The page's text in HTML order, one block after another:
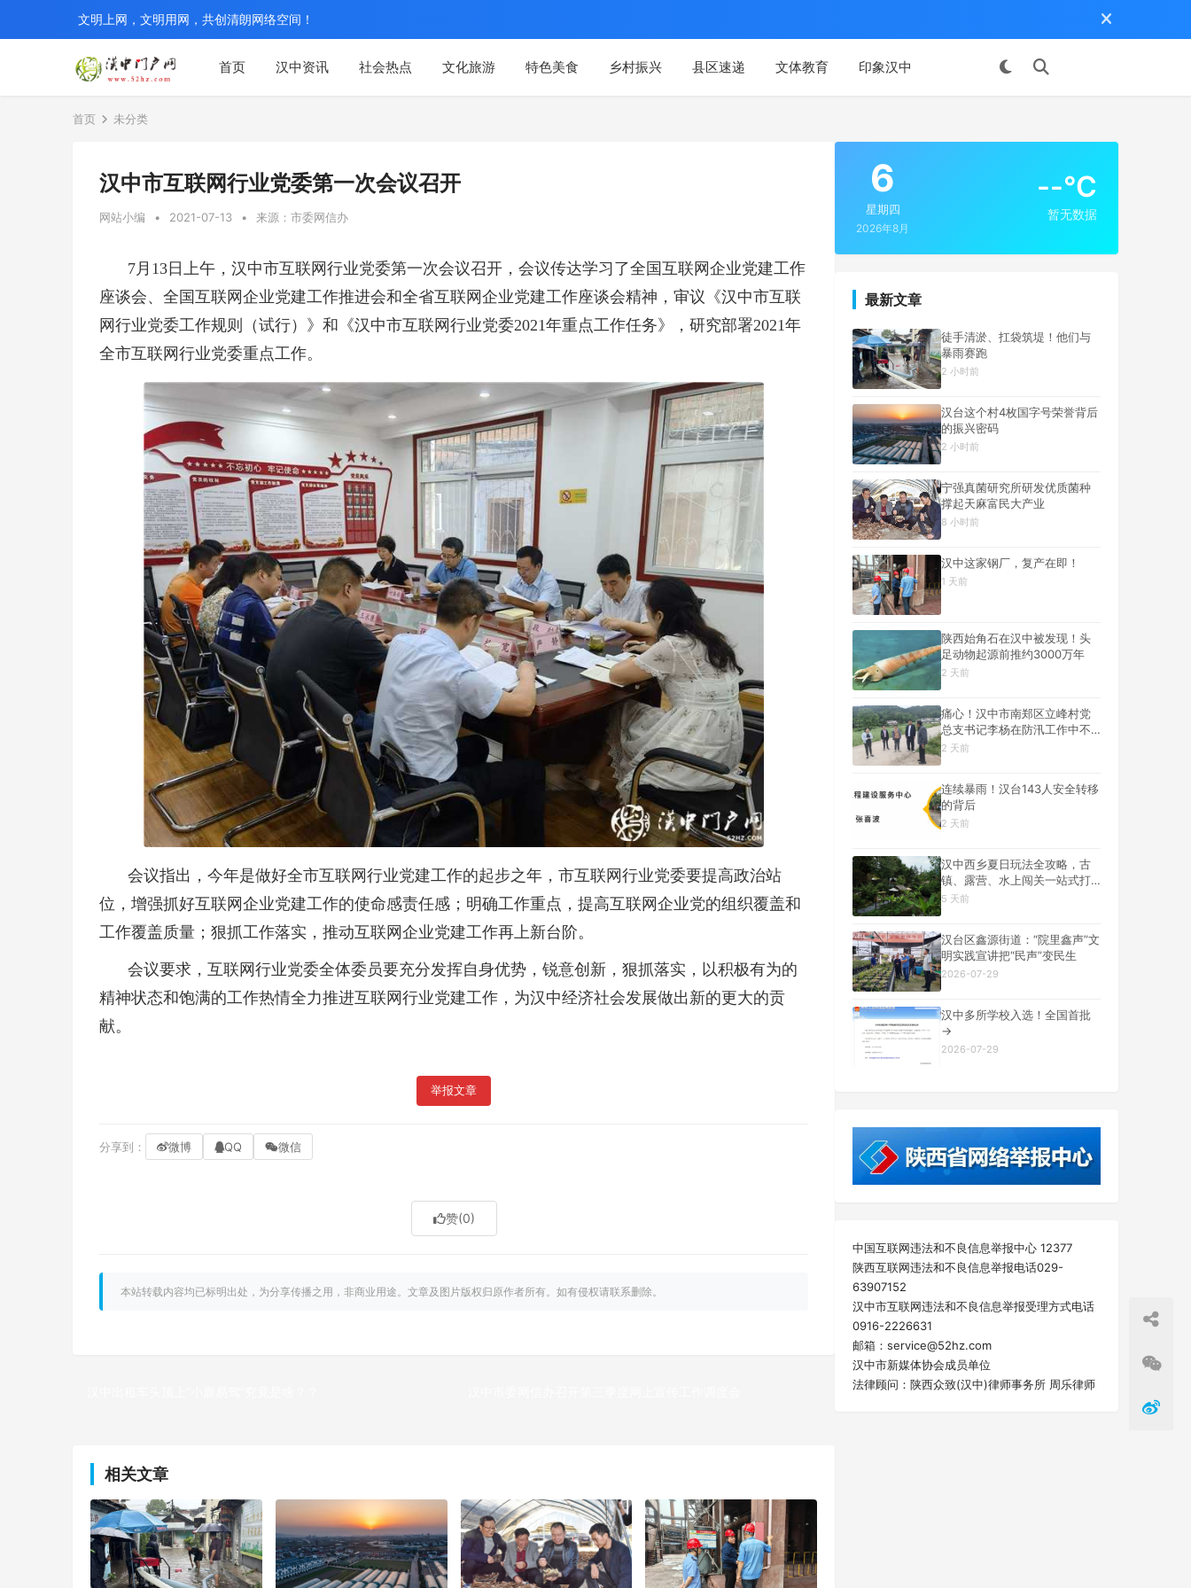
首页 汉中资讯 社会热点 文化旅游 特色美食 乡村振兴 县区速递 文体教育 印象汉中
文明上网，文明用网，共创清朗网络空间！
首页 未分类
汉中市互联网行业党委第一次会议召开
网站小编 • 2021-07-13 • 来源：市委网信办
7月13日上午，汉中市互联网行业党委第一次会议召开，会议传达学习了全国互联网企业党建工作
座谈会、全国互联网企业党建工作推进会和全省互联网企业党建工作座谈会精神，审议《汉中市互联
网行业党委工作规则（试行）》和《汉中市互联网行业党委2021年重点工作任务》，研究部署2021年
全市互联网行业党委重点工作。
会议指出，今年是做好全市互联网行业党建工作的起步之年，市互联网行业党委要提高政治站
位，增强抓好互联网企业党建工作的使命感责任感；明确工作重点，提高互联网企业党的组织覆盖和
工作覆盖质量；狠抓工作落实，推动互联网企业党建工作再上新台阶。
会议要求，互联网行业党委全体委员要充分发挥自身优势，锐意创新，狠抓落实，以积极有为的
精神状态和饱满的工作热情全力推进互联网行业党建工作，为汉中经济社会发展做出新的更大的贡
献。
举报文章
分享到： 微博 QQ 微信
赞(0)
本站转载内容均已标明出处，为分享传播之用，非商业用途。文章及图片版权归原作者所有。如有侵权请联系删除。
相关文章
6
星期四
2026年8月
--°C
暂无数据
最新文章
徒手清淤、扛袋筑堤！他们与
暴雨赛跑
2 小时前
汉台这个村4枚国字号荣誉背后
的振兴密码
2 小时前
宁强真菌研究所研发优质菌种
撑起天麻富民大产业
8 小时前
汉中这家钢厂，复产在即！
1 天前
陕西始角石在汉中被发现！头
足动物起源前推约3000万年
2 天前
痛心！汉中市南郑区立峰村党
总支书记李杨在防汛工作中不
幸遇难
2 天前
连续暴雨！汉台143人安全转移
的背后
2 天前
汉中西乡夏日玩法全攻略，古
镇、露营、水上闯关一站式打
卡
5 天前
汉台区鑫源街道：“院里鑫声”文
明实践宣讲把“民声”变民生
2026-07-29
汉中多所学校入选！全国首批
→
2026-07-29
中国互联网违法和不良信息举报中心 12377
陕西互联网违法和不良信息举报电话029-
63907152
汉中市互联网违法和不良信息举报受理方式电话
0916-2226631
邮箱：service@52hz.com
汉中市新媒体协会成员单位
法律顾问：陕西众致(汉中)律师事务所 周乐律师